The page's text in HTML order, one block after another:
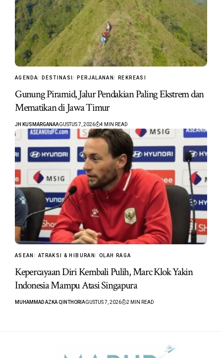
AGENDA DESTINASI PERJALANAN REKREASI
Gunung Piramid, Jalur Pendakian Paling Ekstrem dan
Mematikan di Jawa Timur
JH KUSMARGANAAGUSTUS 7, 2026 4 MIN READ
ASEAN ATRAKSI & HIBURAN OLAH RAGA
Kepercayaan Diri Kembali Pulih, Marc Klok Yakin
Indonesia Mampu Atasi Singapura
MUHAMMAD AZKA QINTHORI AGUSTUS 7, 2026 2 MIN READ